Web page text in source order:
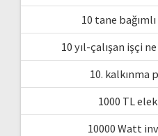
10 tane
10 yıl-çalışan işçi
10. kalkınma
1000 TL
10000 Watt